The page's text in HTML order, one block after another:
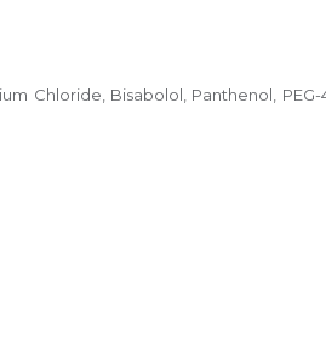
Chloride, Bisabolol, Panthenol,